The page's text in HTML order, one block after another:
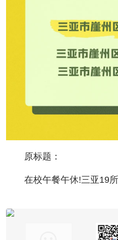
原标题：
在校午餐午休!三亚19所